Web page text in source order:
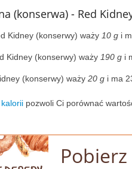
(konserwa) - Red
Kidney (konserwy) waży 10 g i
Kidney (konserwy) waży 190 g i
(konserwy) waży 20 g i ma
pozwoli Ci porównać